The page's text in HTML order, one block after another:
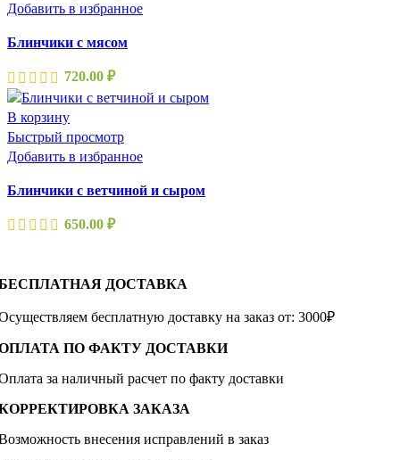
Добавить в избранное
Блинчики с мясом
720.00 ₽
В корзину
Быстрый просмотр
Добавить в избранное
Блинчики с ветчиной и сыром
650.00 ₽
ДОСТАВКА
бесплатную доставку на заказ от: 3000₽
ПО ФАКТУ ДОСТАВКИ
за наличный расчет по факту доставки
ЗАКАЗА
внесения исправлений в заказ